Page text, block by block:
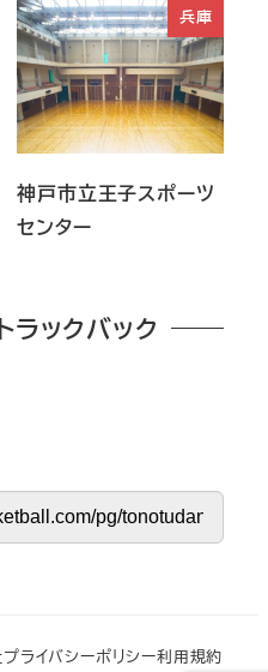
兵庫
神戸市立王子スポーツ
センター
ラックバック
プライバシーポリシー利用規約